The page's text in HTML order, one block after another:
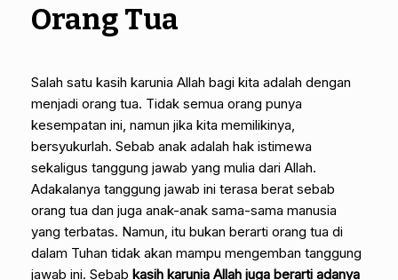
Orang Tua
Salah satu kasih karunia Allah bagi kita adalah dengan
menjadi orang tua. Tidak semua orang punya
kesempatan ini, namun jika kita memilikinya,
bersyukurlah. Sebab anak adalah hak istimewa
sekaligus tanggung jawab yang mulia dari Allah.
Adakalanya tanggung jawab ini terasa berat sebab
orang tua dan juga anak-anak sama-sama manusia
yang terbatas. Namun, itu bukan berarti orang tua di
dalam Tuhan tidak akan mampu mengemban tanggung
jawab ini. Sebab kasih karunia Allah juga berarti adanya